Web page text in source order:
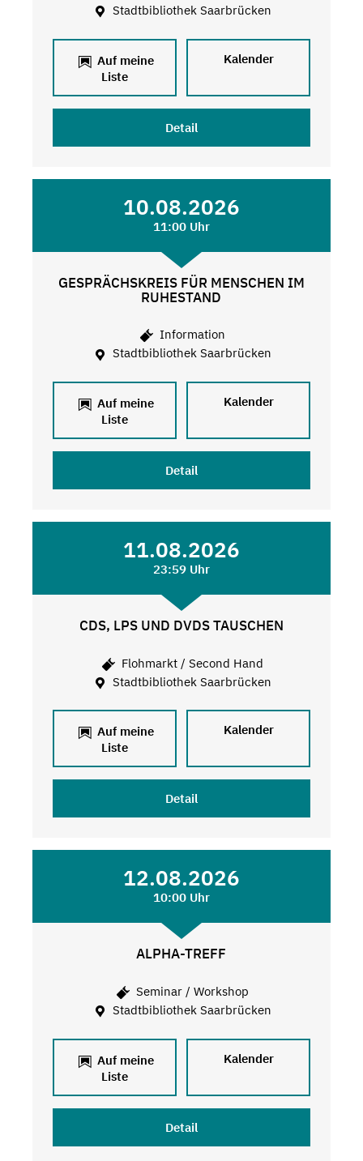
Stadtbibliothek Saarbrücken
Auf meine
Liste
Kalender
Detail
10.08.2026
11:00 Uhr
GESPRÄCHSKREIS FÜR MENSCHEN IM
RUHESTAND
Information
Stadtbibliothek Saarbrücken
Auf meine
Liste
Kalender
Detail
11.08.2026
23:59 Uhr
CDS, LPS UND DVDS TAUSCHEN
Flohmarkt / Second Hand
Stadtbibliothek Saarbrücken
Auf meine
Liste
Kalender
Detail
12.08.2026
10:00 Uhr
ALPHA-TREFF
Seminar / Workshop
Stadtbibliothek Saarbrücken
Auf meine
Liste
Kalender
Detail